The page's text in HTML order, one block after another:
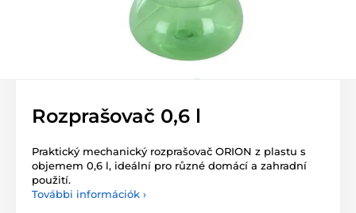
Rozprašovač 0,6 l
Praktický mechanický rozprašovač ORION z plastu s
objemem 0,6 l, ideální pro různé domácí a zahradní
použití.
További információk ›